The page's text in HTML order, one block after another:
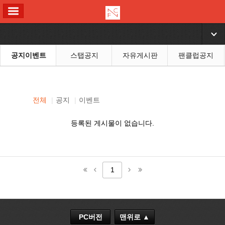
▼
공지이벤트 스탭공지 자유게시판 팬클럽공지
전체 | 공지 | 이벤트
등록된 게시물이 없습니다.
1
PC버전 맨위로 ▲